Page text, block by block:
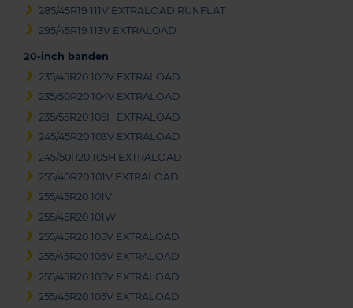
285/45R19 111V EXTRALOAD RUNFLAT
295/45R19 113V EXTRALOAD
20-inch banden
235/45R20 100V EXTRALOAD
235/50R20 104V EXTRALOAD
235/55R20 105H EXTRALOAD
245/45R20 103V EXTRALOAD
245/50R20 105H EXTRALOAD
255/40R20 101V EXTRALOAD
255/45R20 101V
255/45R20 101W
255/45R20 105V EXTRALOAD
255/45R20 105V EXTRALOAD
255/45R20 105V EXTRALOAD
255/45R20 105V EXTRALOAD